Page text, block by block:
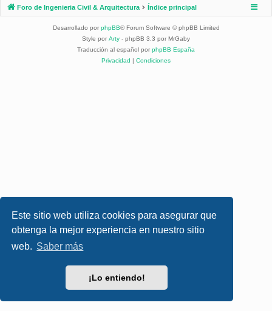
Este sitio web utiliza cookies para asegurar que
obtenga la mejor experiencia en nuestro sitio
web. Saber más
¡Lo entiendo!
Foro de Ingenieria Civil & Arquitectura Índice principal
Desarrollado por phpBB® Forum Software © phpBB Limited
Style por Arty - phpBB 3.3 por MrGaby
Traducción al español por phpBB España
Privacidad | Condiciones